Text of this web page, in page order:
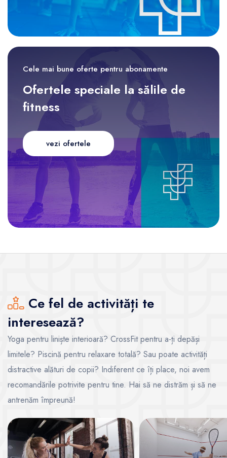
Cele mai bune oferte pentru abonamente
Ofertele speciale la sălile de
fitness
vezi ofertele
Ce fel de activități te
interesează?
Yoga pentru liniște interioară? CrossFit pentru a-ți depăși
limitele? Piscină pentru relaxare totală? Sau poate activități
distractive alături de copii? Indiferent ce îți place, noi avem
recomandările potrivite pentru tine. Hai să ne distrăm și să ne
antrenăm împreună!